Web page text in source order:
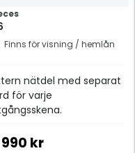
Finns för visning / hemlån
nätdel med separat
för varje
990 kr